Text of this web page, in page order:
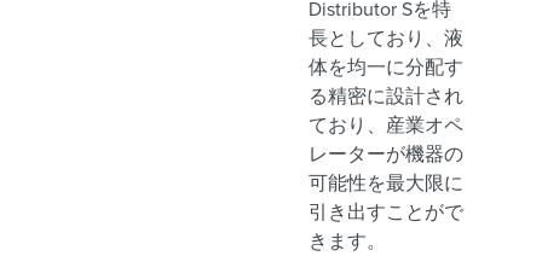
Distributor Sを特
長としており、液
体を均一に分配す
る精密に設計され
ており、産業オペ
レーターが機器の
可能性を最大限に
引き出すことがで
きます。